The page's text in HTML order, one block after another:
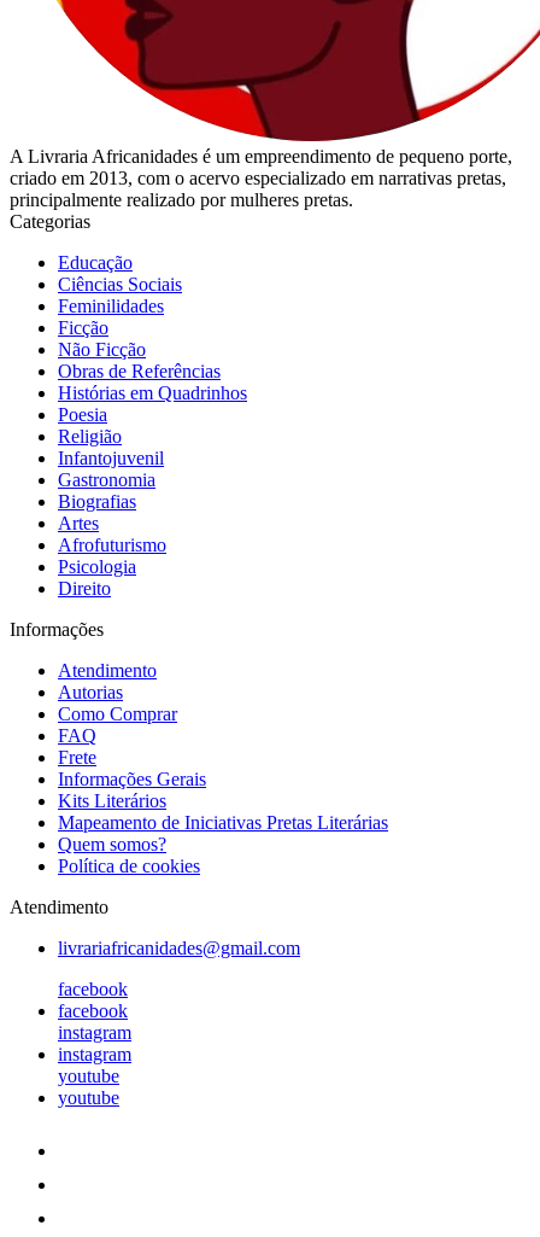
A Livraria Africanidades é um empreendimento de pequeno porte,
criado em 2013, com o acervo especializado em narrativas pretas,
principalmente realizado por mulheres pretas.
Categorias
Educação
Ciências Sociais
Feminilidades
Ficção
Não Ficção
Obras de Referências
Histórias em Quadrinhos
Poesia
Religião
Infantojuvenil
Gastronomia
Biografias
Artes
Afrofuturismo
Psicologia
Direito
Informações
Atendimento
Autorias
Como Comprar
FAQ
Frete
Informações Gerais
Kits Literários
Mapeamento de Iniciativas Pretas Literárias
Quem somos?
Política de cookies
Atendimento
livrariafricanidades@gmail.com
facebook
facebook
instagram
instagram
youtube
youtube